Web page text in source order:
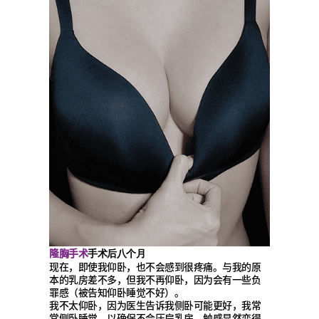
隆胸手术手术后八个月
现在，即使我仰卧，也不会感到很疼痛。与我的原
本的乳房差不多，但我不再仰卧，因为会有一些负
罪感（被告知仰卧睡觉不好）。
我不太仰卧，因为医生告诉我侧卧可能更好，我常